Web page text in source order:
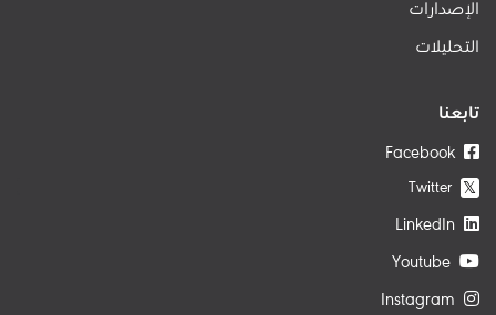
الإصدارات
التحليلات
تابعنا
𝕏
Twitter